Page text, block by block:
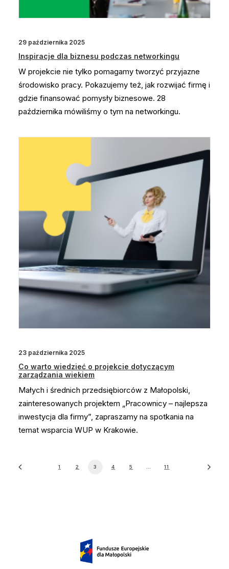
29 października 2025
Inspiracje dla biznesu podczas networkingu
W projekcie nie tylko pomagamy tworzyć przyjazne
środowisko pracy. Pokazujemy też, jak rozwijać firmę i
gdzie finansować pomysły biznesowe. 28
października mówiliśmy o tym na networkingu.
23 października 2025
Co warto wiedzieć o projekcie dotyczącym
zarządzania wiekiem
Małych i średnich przedsiębiorców z Małopolski,
zainteresowanych projektem „Pracownicy – najlepsza
inwestycja dla firmy”, zapraszamy na spotkania na
temat wsparcia WUP w Krakowie.
1 2 3 4 5 11